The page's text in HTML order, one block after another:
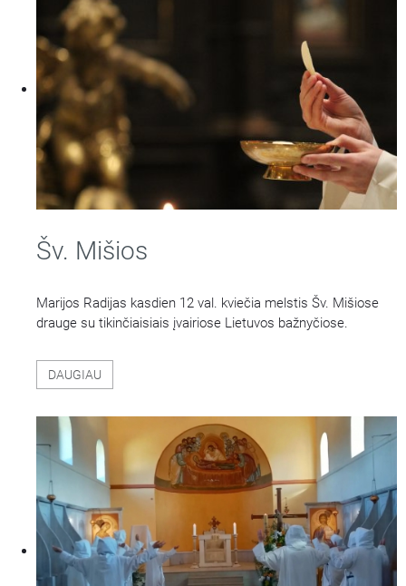
Šv. Mišios
Marijos Radijas kasdien 12 val. kviečia melstis Šv. Mišiose
drauge su tikinčiaisiais įvairiose Lietuvos bažnyčiose.
DAUGIAU